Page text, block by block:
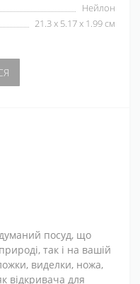
Нейлон
21.3 x 5.17 x 1.99 см
посуд, що
так і на вашій
виделки, ножа,
відкривача для